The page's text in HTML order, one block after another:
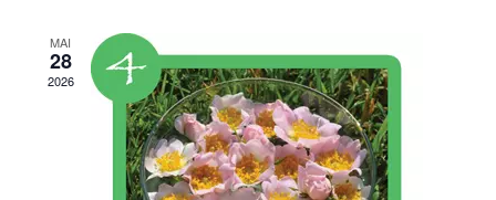
MAI
28
2026